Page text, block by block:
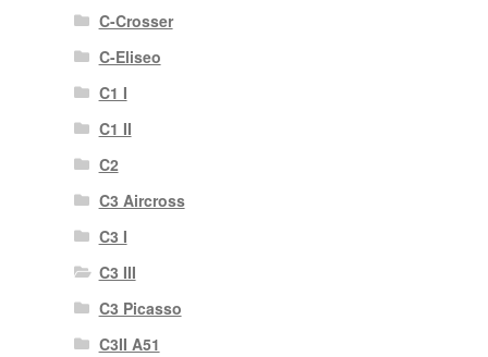
C-Crosser
C-Eliseo
C1 I
C1 II
C2
C3 Aircross
C3 I
C3 III
C3 Picasso
C3II A51